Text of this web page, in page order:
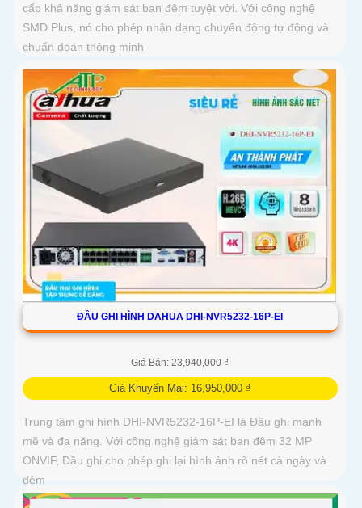
cấp khả năng giám sát ban đêm tuyệt vời. Với công nghệ
SMD Plus, nó cho phép nhận dạng chuyển động tự động và
chuẩn đoán thông minh
ĐẦU GHI HÌNH DAHUA DHI-NVR5232-16P-EI
Giá Bán: 23,940,000 ₫
Giá Khuyến Mại: 16,950,000 ₫
Trung tâm ghi hình DHI-NVR5232-16P-EI là Đầu ghi mạnh
mẽ và đa năng. Với công nghệ giám sát ban đêm 32 MP
ONVIF, Đầu ghi cho phép ghi lại hình ảnh rõ nét cả ngày và
đêm